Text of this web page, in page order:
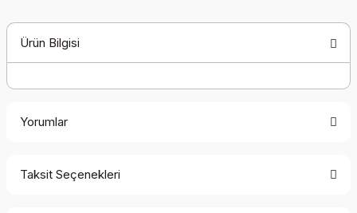
Ürün Bilgisi
Yorumlar
Taksit Seçenekleri